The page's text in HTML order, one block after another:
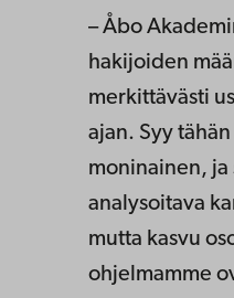
– Åbo
hakijoiden
merkittävästi
ajan. Syy
moninainen, ja
analysoitava
mutta kasvu
ohjelmamme